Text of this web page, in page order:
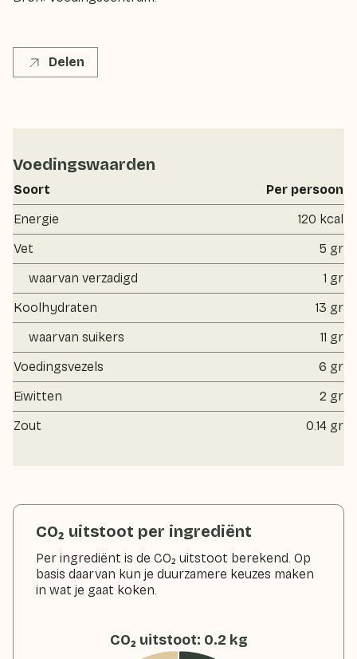
Delen
Voedingswaarden
Soort
Per persoon
Energie
120 kcal
Vet
5 gr
waarvan verzadigd
1 gr
Koolhydraten
13 gr
waarvan suikers
11 gr
Voedingsvezels
6 gr
Eiwitten
2 gr
Zout
0.14 gr
CO₂ uitstoot per ingrediënt
Per ingrediënt is de CO₂ uitstoot berekend. Op
basis daarvan kun je duurzamere keuzes maken
in wat je gaat koken.
CO₂ uitstoot: 0.2 kg